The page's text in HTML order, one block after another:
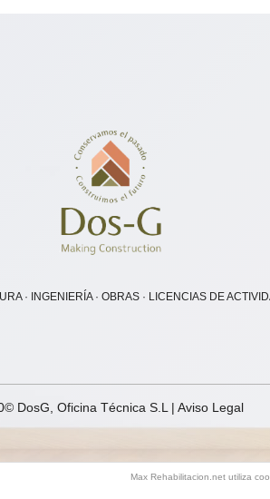
· INGENIERÍA · OBRAS · LICENCIAS DE
DosG, Oficina Técnica S.L | Aviso Legal
Max Rehabilitacion.net utiliza